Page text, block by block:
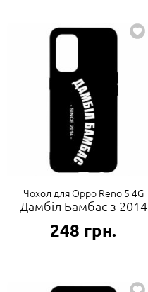
Чохол для Oppo Reno 5 4G
Дамбіл Бамбас з 2014
248 грн.